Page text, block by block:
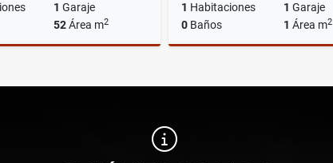
1 Garaje
52Área m2
US$590
1 Habitaciones 1 Garaje
0 Baños 1 Área m2
US$1,800